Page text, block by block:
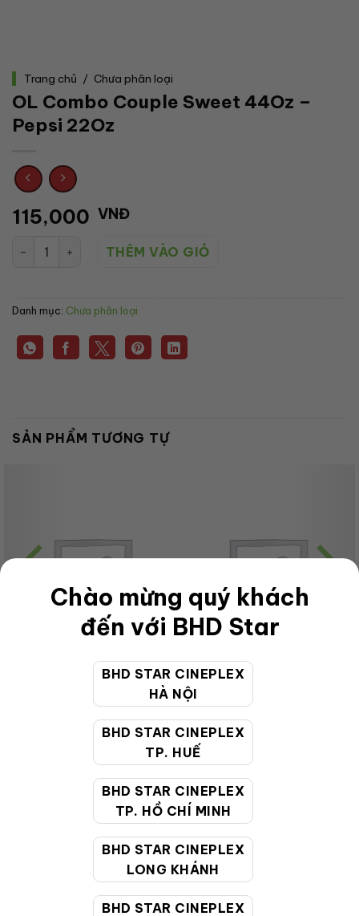
Chào mừng quý khách
đến với BHD Star
BHD STAR CINEPLEX
HÀ NỘI
BHD STAR CINEPLEX
TP. HUẾ
BHD STAR CINEPLEX
TP. HỒ CHÍ MINH
BHD STAR CINEPLEX
LONG KHÁNH
BHD STAR CINEPLEX
Trang chủ / Chưa phân loại
OL Combo Couple Sweet 44Oz –
Pepsi 22Oz
115,000 VNĐ
OL Combo Couple Sweet 44Oz - Pepsi 22Oz số lượng
THÊM VÀO GIỎ
Danh mục: Chưa phân loại
SẢN PHẨM TƯƠNG TỰ
XX pho mai (Sweet)
CHƯA PHÂN LOẠI
XX loc xoay (Sweet)
150,000